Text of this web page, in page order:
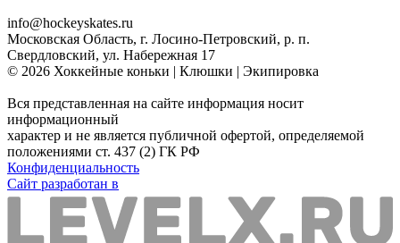
info@hockeyskates.ru
Московская Область, г. Лосино-Петровский, р. п.
Свердловский, ул. Набережная 17
© 2026 Хоккейные коньки | Клюшки | Экипировка
Вся представленная на сайте информация носит
информационный
характер и не является публичной офертой, определяемой
положениями ст. 437 (2) ГК РФ
Конфиденциальность
Сайт разработан в